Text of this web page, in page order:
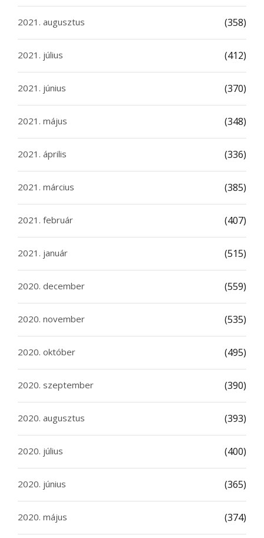
2021. augusztus (358)
2021. július (412)
2021. június (370)
2021. május (348)
2021. április (336)
2021. március (385)
2021. február (407)
2021. január (515)
2020. december (559)
2020. november (535)
2020. október (495)
2020. szeptember (390)
2020. augusztus (393)
2020. július (400)
2020. június (365)
2020. május (374)